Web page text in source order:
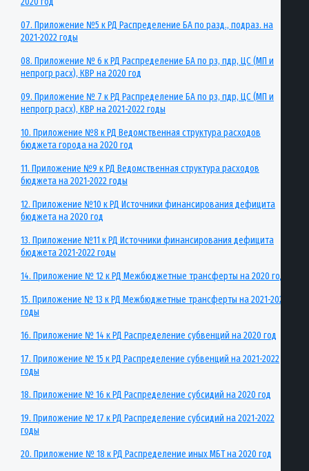
07. Приложение №5 к РД Распределение БА по разд., подраз. на
2021-2022 годы
08. Приложение № 6 к РД Распределение БА по рз, пдр, ЦС (МП и
непрогр расх), КВР на 2020 год
09. Приложение № 7 к РД Распределение БА по рз, пдр, ЦС (МП и
непрогр расх), КВР на 2021-2022 годы
10. Приложение №8 к РД Ведомственная структура расходов
бюджета города на 2020 год
11. Приложение №9 к РД Ведомственная структура расходов
бюджета на 2021-2022 годы
12. Приложение №10 к РД Источники финансирования дефицита
бюджета на 2020 год
13. Приложение №11 к РД Источники финансирования дефицита
бюджета 2021-2022 годы
14. Приложение № 12 к РД Межбюджетные трансферты на 2020 год
15. Приложение № 13 к РД Межбюджетные трансферты на 2021-2022
годы
16. Приложение № 14 к РД Распределение субвенций на 2020 год
17. Приложение № 15 к РД Распределение субвенций на 2021-2022
годы
18. Приложение № 16 к РД Распределение субсидий на 2020 год
19. Приложение № 17 к РД Распределение субсидий на 2021-2022
годы
20. Приложение № 18 к РД Распределение иных МБТ на 2020 год